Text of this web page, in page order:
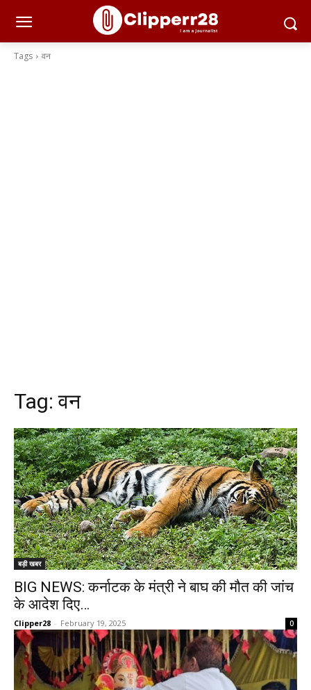
Tags वन
Tag:वन
बड़ी खबर
BIG NEWS: कर्नाटक के मंत्री ने बाघ की मौत की जांच
के आदेश दिए…
Clipper28 - February 19, 2025 0